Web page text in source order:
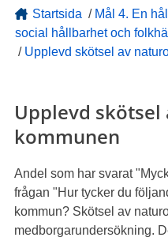
Startsida / Mål 4. En
social hållbarhet och
/ Upplevd skötsel av
Upplevd
kommunen
Andel som har svarat
frågan "Hur tycker du
kommun? Skötsel av
medborgarundersökning.